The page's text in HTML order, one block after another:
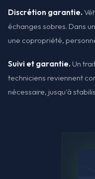
Discrétion garantie.
échanges sobres. Dans
une copropriété,
Suivi et garantie. Un
techniciens reviennent
nécessaire, jusqu'à